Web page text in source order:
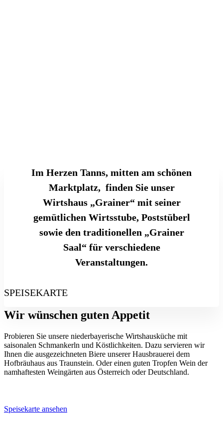
Im Herzen Tanns, mitten am schönen
Marktplatz, finden Sie unser
Wirtshaus „Grainer“ mit seiner
gemütlichen Wirtsstube, Poststüberl
sowie den traditionellen „Grainer
Saal“ für verschiedene
Veranstaltungen.
SPEISEKARTE
Wir wünschen guten Appetit
Probieren Sie unsere niederbayerische Wirtshausküche mit
saisonalen Schmankerln und Köstlichkeiten. Dazu servieren wir
Ihnen die ausgezeichneten Biere unserer Hausbrauerei dem
Hofbräuhaus aus Traunstein. Oder einen guten Tropfen Wein der
namhaftesten Weingärten aus Österreich oder Deutschland.
Speisekarte ansehen